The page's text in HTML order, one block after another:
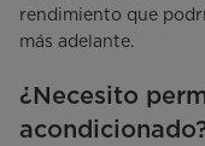
rendimiento que
más adelante.
¿Necesito